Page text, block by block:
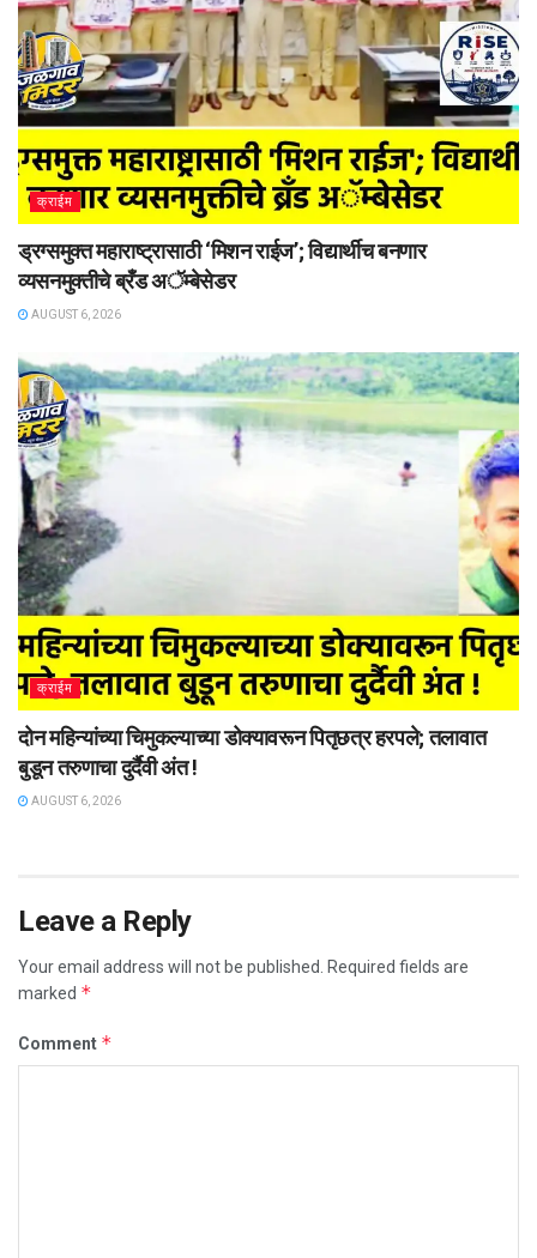
क्राईम
ड्रग्समुक्त महाराष्ट्रासाठी ‘मिशन राईज’; विद्यार्थीच बनणार
व्यसनमुक्तीचे ब्रँड अॅम्बेसेडर
AUGUST 6, 2026
क्राईम
दोन महिन्यांच्या चिमुकल्याच्या डोक्यावरून पितृछत्र हरपले; तलावात
बुडून तरुणाचा दुर्दैवी अंत !
AUGUST 6, 2026
Leave a Reply
Your email address will not be published.
Required fields are
marked *
Comment *